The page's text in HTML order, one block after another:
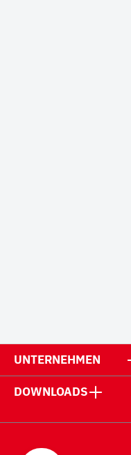
UNTERNEHMEN
DOWNLOADS